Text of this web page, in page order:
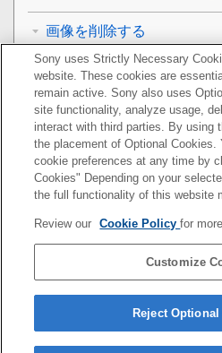
画像を削除する
テレビと接続して画像を見
カメラの設定を変更する
スマートフォンででき
パソコンでできること
クラウドサービスを利
故障かな？と思ったら
Sony uses Strictly Necessary
website. These cookies are
remain active. Sony also uses
site functionality, analyze usage,
interact with third parties. By using
the placement of Optional Cookies.
cookie preferences at any time by
Cookies" Depending on your
the full functionality of this website
Review our Cookie Policyfor
Customize
Reject